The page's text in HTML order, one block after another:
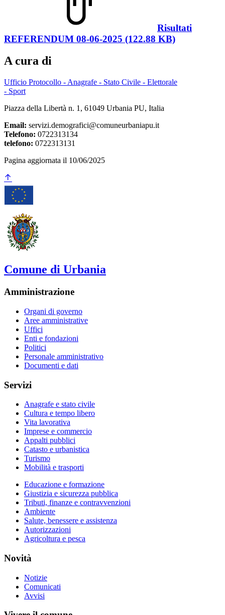
Risultati
REFERENDUM 08-06-2025 (122.88 KB)
A cura di
Ufficio Protocollo - Anagrafe - Stato Civile - Elettorale
- Sport
Piazza della Libertà n. 1, 61049 Urbania PU, Italia
Email: servizi.demografici@comuneurbaniapu.it
Telefono: 0722313134
telefono: 0722313131
Pagina aggiornata il 10/06/2025
Comune di Urbania
Amministrazione
Organi di governo
Aree amministrative
Uffici
Enti e fondazioni
Politici
Personale amministrativo
Documenti e dati
Servizi
Anagrafe e stato civile
Cultura e tempo libero
Vita lavorativa
Imprese e commercio
Appalti pubblici
Catasto e urbanistica
Turismo
Mobilità e trasporti
Educazione e formazione
Giustizia e sicurezza pubblica
Tributi, finanze e contravvenzioni
Ambiente
Salute, benessere e assistenza
Autorizzazioni
Agricoltura e pesca
Novità
Notizie
Comunicati
Avvisi